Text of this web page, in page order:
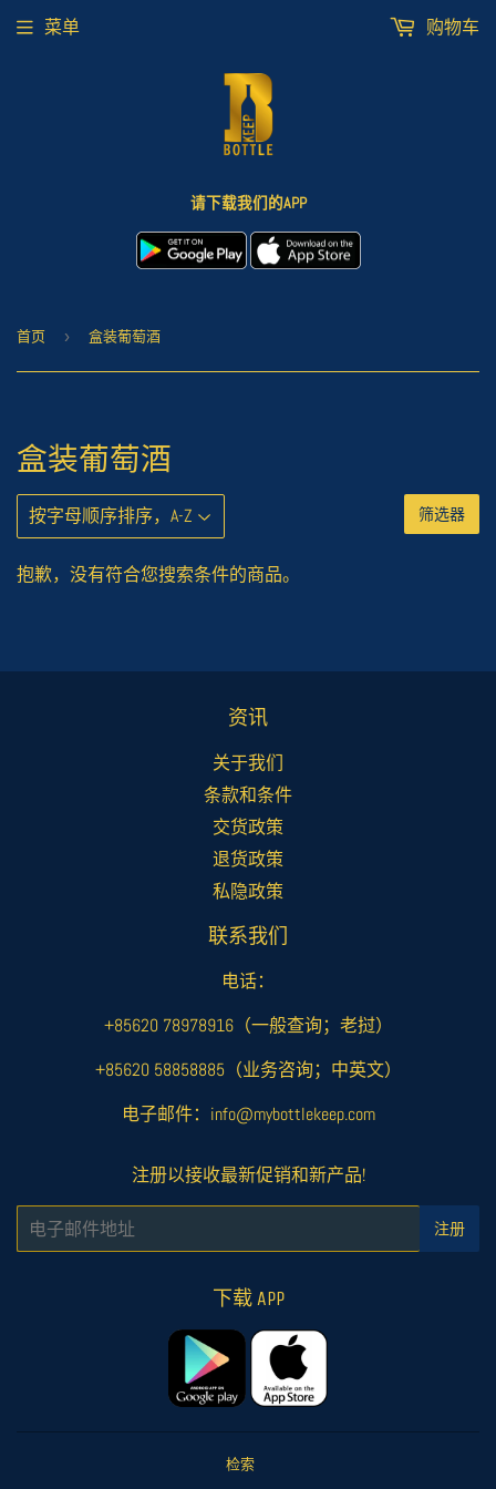
请下载我们的APP
菜单 购物车
首页 › 盒装葡萄酒
盒装葡萄酒
筛选器
抱歉，没有符合您搜索条件的商品。
资讯
关于我们
条款和条件
交货政策
退货政策
私隐政策
联系我们
电话：
+85620 78978916（一般查询；老挝）
+85620 58858885（业务咨询；中英文）
电子邮件：info@mybottlekeep.com
注册以接收最新促销和新产品!
注册
下载 APP
检索